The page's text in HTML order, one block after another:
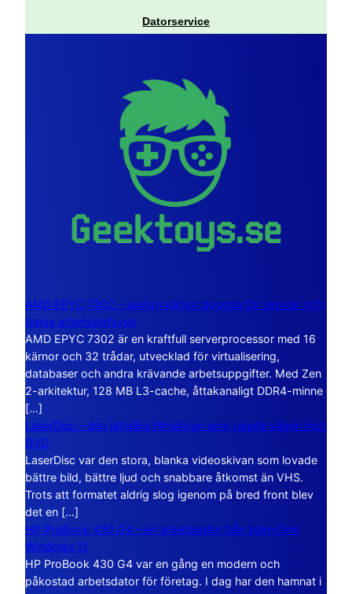
Datorservice
AMD EPYC 7302 – sexton kärnor byggda för servrar och
tunga arbetsstationer
AMD EPYC 7302 är en kraftfull serverprocessor med 16
kärnor och 32 trådar, utvecklad för virtualisering,
databaser och andra krävande arbetsuppgifter. Med Zen
2-arkitektur, 128 MB L3-cache, åttakanaligt DDR4-minne
[…]
LaserDisc – den jättelika filmskivan som visade vägen mot
DVD
LaserDisc var den stora, blanka videoskivan som lovade
bättre bild, bättre ljud och snabbare åtkomst än VHS.
Trots att formatet aldrig slog igenom på bred front blev
det en […]
HP ProBook 430 G4 – en arbetsdator från tiden före
Windows 11
HP ProBook 430 G4 var en gång en modern och
påkostad arbetsdator för företag. I dag har den hamnat i